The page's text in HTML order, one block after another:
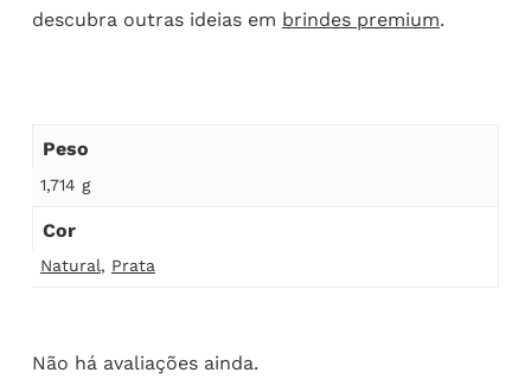
descubra outras ideias em brindes premium.
Peso
1,714 g
Cor
Natural, Prata
Não há avaliações ainda.